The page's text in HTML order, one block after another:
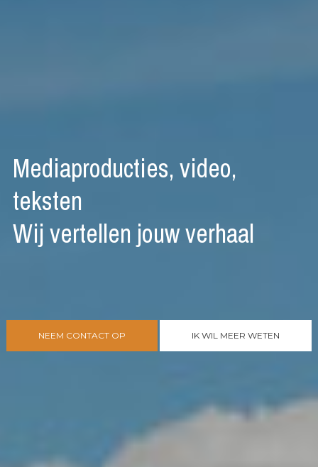
Mediaproducties, video,
teksten
Wij vertellen jouw verhaal
NEEM CONTACT OP IK WIL MEER WETEN